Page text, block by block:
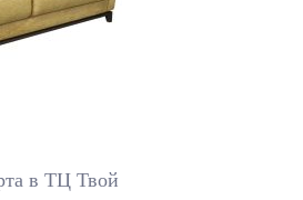
в ТЦ Твой